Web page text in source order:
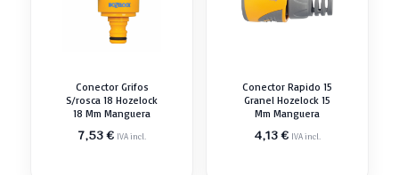
Conector Grifos
S/rosca 18 Hozelock
18 Mm Manguera
7,53€ IVA incl.
Conector Rapido 15
Granel Hozelock 15
Mm Manguera
4,13€ IVA incl.